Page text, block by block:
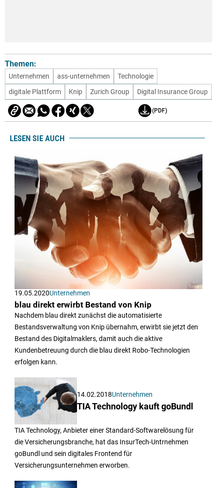
Themen:
Unternehmen ass-unternehmen
Technologie
digitale Plattform
Knip Zurich Group Digital Insurance Group
(PDF)
LESEN SIE AUCH
19.05.2020Unternehmen
blau direkt erwirbt Bestand von Knip
Nachdem blau direkt zunächst die automatisierte
Bestandsverwaltung von Knip übernahm, erwirbt sie jetzt den
Bestand des Digitalmaklers, damit auch die aktive
Kundenbetreuung durch die blau direkt Robo-Technologien
erfolgen kann.
14.02.2018Unternehmen
TIA Technology kauft goBundl
TIA Technology, Anbieter einer Standard-Softwarelösung für
die Versicherungsbranche, hat das InsurTech-Untrnehmen
goBundl und sein digitales Frontend für
Versicherungsunternehmen erworben.